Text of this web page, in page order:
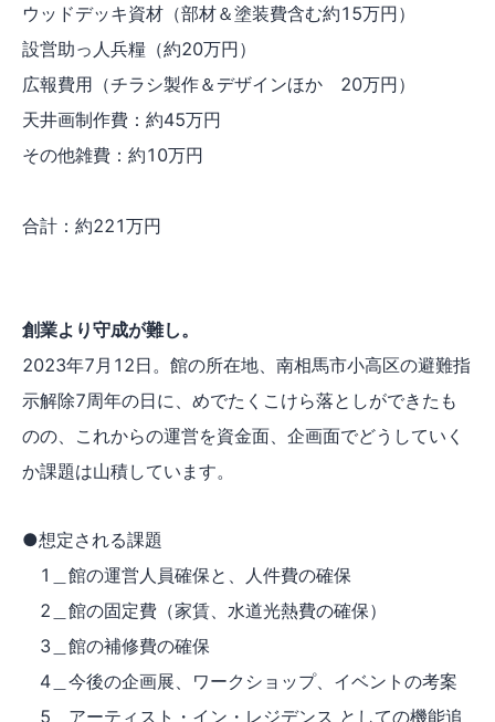
ウッドデッキ資材（部材＆塗装費含む約15万円）
設営助っ人兵糧（約20万円）
広報費用（チラシ製作＆デザインほか 20万円）
天井画制作費：約45万円
その他雑費：約10万円
合計：約221万円
創業より守成が難し。
2023年7月12日。館の所在地、南相馬市小高区の避難指
示解除7周年の日に、めでたくこけら落としができたも
のの、これからの運営を資金面、企画面でどうしていく
か課題は山積しています。
●想定される課題
1＿館の運営人員確保と、人件費の確保
2＿館の固定費（家賃、水道光熱費の確保）
3＿館の補修費の確保
4＿今後の企画展、ワークショップ、イベントの考案
5＿アーティスト・イン・レジデンス としての機能追